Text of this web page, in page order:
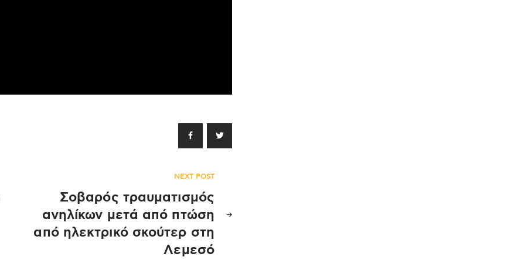
NEXT POST
Σοβαρός τραυματισμός
ανηλίκων μετά από πτώση
από ηλεκτρικό σκούτερ στη
Λεμεσό